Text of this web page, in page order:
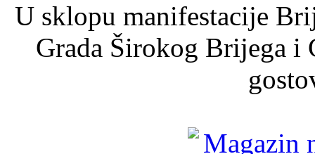
U sklopu manifestacije
Grada Širokog Brijega